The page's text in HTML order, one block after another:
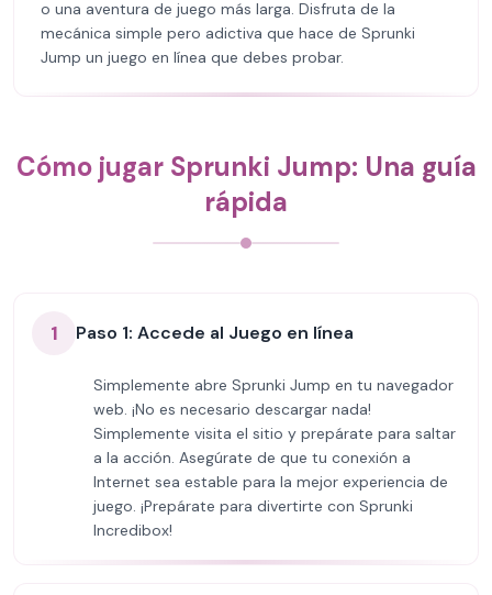
o una aventura de juego más larga. Disfruta de la
mecánica simple pero adictiva que hace de Sprunki
Jump un juego en línea que debes probar.
Cómo jugar Sprunki Jump: Una guía
rápida
1 Paso 1: Accede al Juego en línea
Simplemente abre Sprunki Jump en tu navegador
web. ¡No es necesario descargar nada!
Simplemente visita el sitio y prepárate para saltar
a la acción. Asegúrate de que tu conexión a
Internet sea estable para la mejor experiencia de
juego. ¡Prepárate para divertirte con Sprunki
Incredibox!